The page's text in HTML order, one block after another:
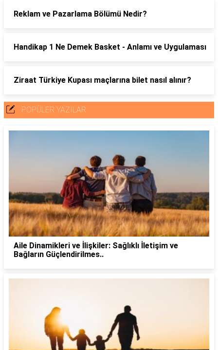
Reklam ve Pazarlama Bölümü Nedir?
Handikap 1 Ne Demek Basket - Anlamı ve Uygulaması
Ziraat Türkiye Kupası maçlarına bilet nasıl alınır?
POPÜLER YAZILAR
Aile Dinamikleri ve İlişkiler: Sağlıklı İletişim ve
Bağların Güçlendirilmes..